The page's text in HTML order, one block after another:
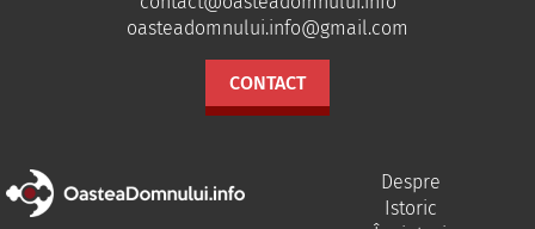
oasteadomnului.info@gmail.com
CONTACT
Despre
Istoric